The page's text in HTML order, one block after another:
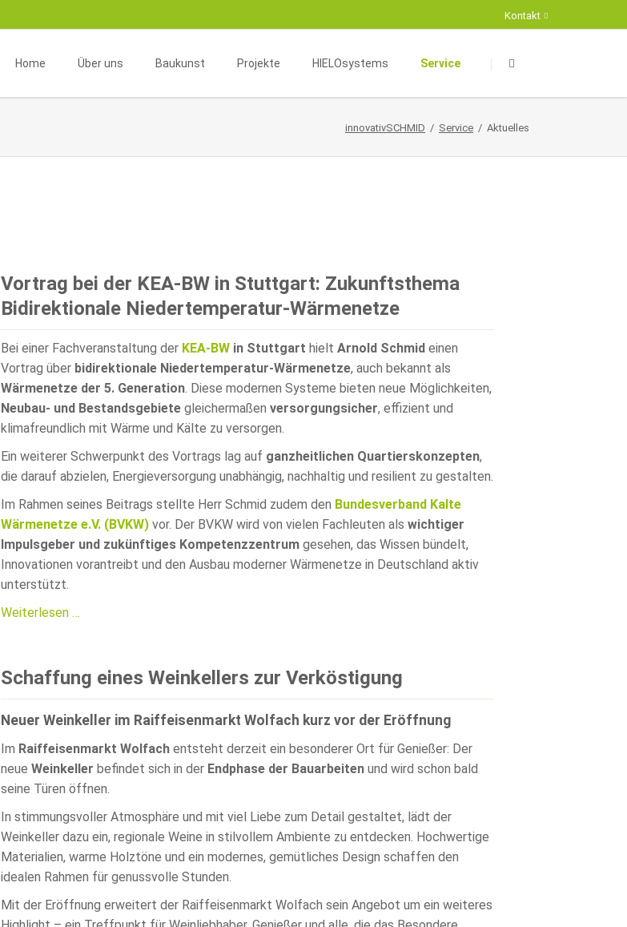
Kontakt
überspringen
Home Über uns
Team
Baukunst
Neu- oder Umbau
Projekte
Interieur- und Exterieurdesign
HIELOsystems
Energieberatung
Fördermöglichkeiten
Service
Suche
Kontaktformular
innovativSCHMID Service Aktuelles
Vortrag bei der KEA-BW in Stuttgart: Zukunftsthema
Bidirektionale Niedertemperatur-Wärmenetze
Bei einer Fachveranstaltung der KEA-BW in Stuttgart hielt Arnold Schmid einen
Vortrag über bidirektionale Niedertemperatur-Wärmenetze, auch bekannt als
Wärmenetze der 5. Generation. Diese modernen Systeme bieten neue Möglichkeiten,
Neubau- und Bestandsgebiete gleichermaßen versorgungsicher, effizient und
klimafreundlich mit Wärme und Kälte zu versorgen.
Ein weiterer Schwerpunkt des Vortrags lag auf ganzheitlichen Quartierskonzepten,
die darauf abzielen, Energieversorgung unabhängig, nachhaltig und resilient zu gestalten.
Im Rahmen seines Beitrags stellte Herr Schmid zudem den Bundesverband Kalte
Wärmenetze e.V. (BVKW) vor. Der BVKW wird von vielen Fachleuten als wichtiger
Impulsgeber und zukünftiges Kompetenzzentrum gesehen, das Wissen bündelt,
Innovationen vorantreibt und den Ausbau moderner Wärmenetze in Deutschland aktiv
unterstützt.
Weiterlesen …
KEA-
BW
Zukunftsthema
Bidirektionale
Niedertemperatur-
Wärmenetze
Schaffung eines Weinkellers zur Verköstigung
Neuer Weinkeller im Raiffeisenmarkt Wolfach kurz vor der Eröffnung
Im Raiffeisenmarkt Wolfach entsteht derzeit ein besonderer Ort für Genießer: Der
neue Weinkeller befindet sich in der Endphase der Bauarbeiten und wird schon bald
seine Türen öffnen.
In stimmungsvoller Atmosphäre und mit viel Liebe zum Detail gestaltet, lädt der
Weinkeller dazu ein, regionale Weine in stilvollem Ambiente zu entdecken. Hochwertige
Materialien, warme Holztöne und ein modernes, gemütliches Design schaffen den
idealen Rahmen für genussvolle Stunden.
Mit der Eröffnung erweitert der Raiffeisenmarkt Wolfach sein Angebot um ein weiteres